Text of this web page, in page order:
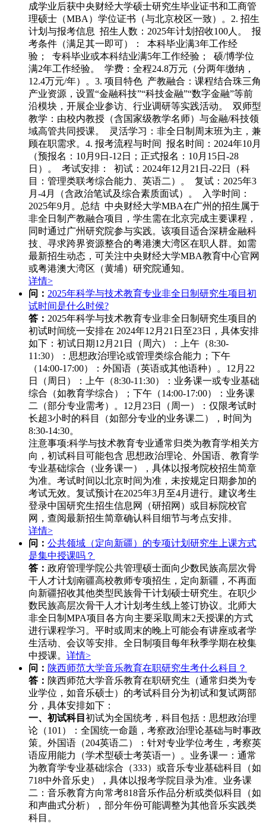
成学业后获中央财经大学硕士研究生毕业证书和工商管
理硕士（MBA）学位证书（与北京校区一致）。2. 招生
计划与报考信息 招生人数：2025年计划招收100人。 报
考条件（满足其一即可）： 本科毕业满3年工作经
验； 专科毕业或本科结业满5年工作经验； 硕/博学位
满2年工作经验。 学费：全程24.8万元（分两年缴纳，
12.4万元/年）。3. 项目特色 产教融合：课程结合珠三角
产业资源，设置“金融科技”“科技金融”“数字金融”等前
沿模块，开展企业参访、行业调研等实践活动。 双师型
教学：由校内教授（含国家级教学名师）与金融/科技领
域高管共同授课。 灵活学习：非全日制周末班为主，兼
顾在职需求。4. 报考流程与时间 报名时间：2024年10月
（预报名：10月9日-12日；正式报名：10月15日-28
日）。 考试安排： 初试：2024年12月21日-22日（科
目：管理类联考综合能力、英语二）。 复试：2025年3
月-4月（含政治笔试及综合素质面试）。 入学时间：
2025年9月。总结 中央财经大学MBA在广州的招生属于
非全日制产教融合项目，学生需在北京完成主要课程，
同时通过广州研究院参与实践。该项目适合深耕金融科
技、寻求跨界资源整合的粤港澳大湾区在职人群。如需
最新招生动态，可关注中央财经大学MBA教育中心官网
或粤港澳大湾区（黄埔）研究院通知。
详情>
问： 2025年科学与技术教育专业非全日制研究生项目初
试时间是什么时侯?
答： 2025年科学与技术教育专业非全日制研究生项目的
初试时间统一安排在 ‌2024年12月21日至23日‌，具体安排
如下： 初试日期‌12月21日（周六）‌：
上午（8:30-
11:30）：思想政治理论或管理类综合能力； 下午
（14:00-17:00）：外国语（英语或其他语种）。 12月22
日（周日）‌：
上午（8:30-11:30）：业务课一或专业基础
综合（如教育学综合）； 下午（14:00-17:00）：业务课
二（部分专业需考）。 12月23日（周一）‌： 仅限考试时
长超3小时的科目（如部分专业的业务课二），时间为
8:30-14:30。
注意事项‌:科学与技术教育专业通常归类为教育学相关方
向，初试科目可能包含 ‌思想政治理论、外国语、教育学
专业基础综合‌（业务课一），具体以报考院校招生简章
为准。 考试时间以北京时间为准，未按规定日期参加的
考试无效。 复试预计在2025年3月至4月进行。 建议考生
登录中国研究生招生信息网（研招网）或目标院校官
网，查阅最新招生简章确认科目细节与考点安排。
详情>
问： 公共领域（定向新疆）的专项计划研究生上课方式
是集中授课吗？
答： 政府管理学院公共管理硕士面向少数民族高层次骨
干人才计划南疆高校教师专项招生，定向新疆，不再面
向新疆招收其他类型民族骨干计划硕士研究生。在职少
数民族高层次骨干人才计划考生线上签订协议。北师大
非全日制MPA项目各方向主要采取周末2天授课的方式
进行课程学习。平时或周末的晚上可能会有讲座或者学
生活动、会议等安排。全日制项目每年秋季学期在校集
中授课。 详情>
问： 陕西师范大学音乐教育在职研究生考什么科目？
答： 陕西师范大学音乐教育在职研究生（通常归类为专
业学位，如音乐硕士）的考试科目分为初试和复试两部
分，具体安排如下：
一、初试科目 初试为全国统考，科目包括：思想政治理
论（101）‌：全国统一命题，考察政治理论基础与时事政
策。外国语（204英语二）‌：针对专业学位考生，考察英
语应用能力（学术型硕士考英语一）。业务课一‌：通常
为‌教育学专业基础综合（333）‌或‌音乐专业基础科目‌（如
718中外音乐史），具体以报考学院目录为准。业务课
二‌：音乐教育方向常考‌818音乐作品分析‌或类似科目（如
和声曲式分析），部分年份可能调整为其他音乐实践类
科目。